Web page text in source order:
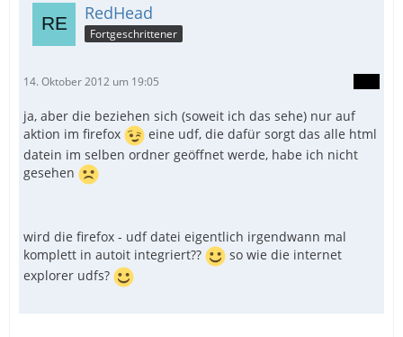
RedHead
Fortgeschrittener
14. Oktober 2012 um 19:05
ja, aber die beziehen sich (soweit ich das sehe) nur auf
aktion im firefox
eine udf, die dafür sorgt das alle html
datein im selben ordner geöffnet werde, habe ich nicht
gesehen
wird die firefox - udf datei eigentlich irgendwann mal
komplett in autoit integriert??
so wie die internet
explorer udfs?